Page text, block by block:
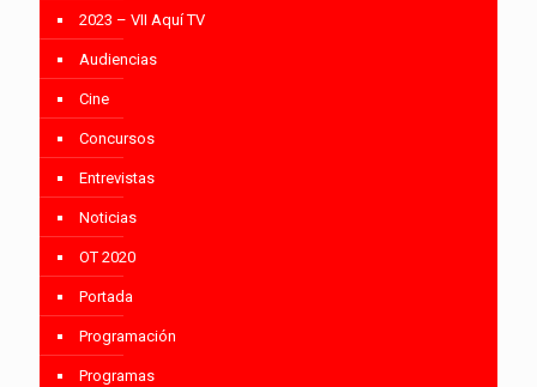
2023 – VII Aquí TV
Audiencias
Cine
Concursos
Entrevistas
Noticias
OT 2020
Portada
Programación
Programas